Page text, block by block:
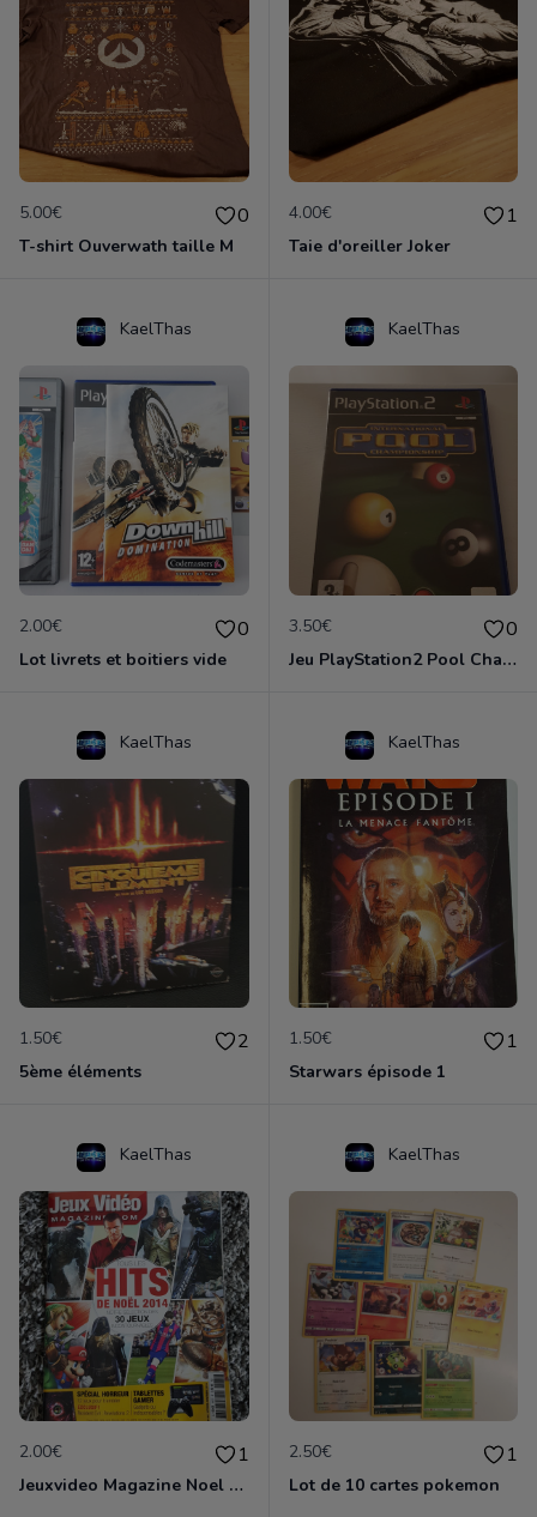
5.00€ 0
T-shirt Ouverwath taille M
4.00€ 1
Taie d'oreiller Joker
KaelThas
2.00€ 0
Lot livrets et boitiers vide
KaelThas
3.50€ 0
Jeu PlayStation2 Pool Championship
KaelThas
1.50€ 2
5ème éléments
KaelThas
1.50€ 1
Starwars épisode 1
KaelThas
2.00€ 1
Jeuxvideo Magazine Noel 2014
KaelThas
2.50€ 1
Lot de 10 cartes pokemon